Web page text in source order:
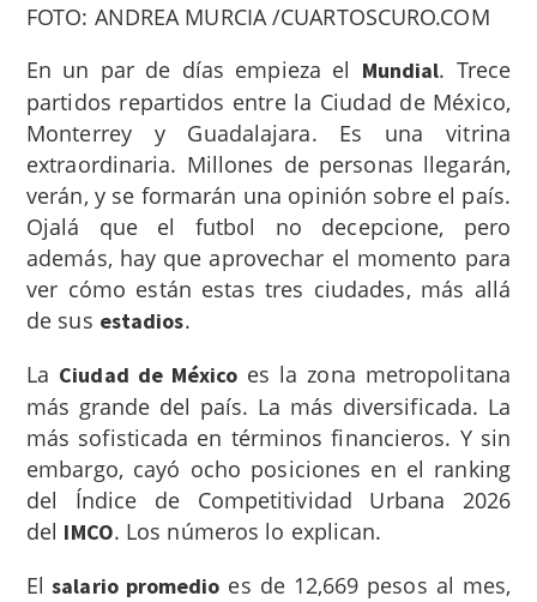
FOTO: ANDREA MURCIA /CUARTOSCURO.COM
En un par de días empieza el Mundial. Trece
partidos repartidos entre la Ciudad de México,
Monterrey y Guadalajara. Es una vitrina
extraordinaria. Millones de personas llegarán,
verán, y se formarán una opinión sobre el país.
Ojalá que el futbol no decepcione, pero
además, hay que aprovechar el momento para
ver cómo están estas tres ciudades, más allá
de sus estadios.
La Ciudad de México es la zona metropolitana
más grande del país. La más diversificada. La
más sofisticada en términos financieros. Y sin
embargo, cayó ocho posiciones en el ranking
del Índice de Competitividad Urbana 2026
del IMCO. Los números lo explican.
El salario promedio es de 12,669 pesos al mes,